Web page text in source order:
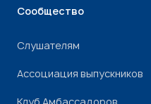
Сообщество
Слушателям
Ассоциация выпускников